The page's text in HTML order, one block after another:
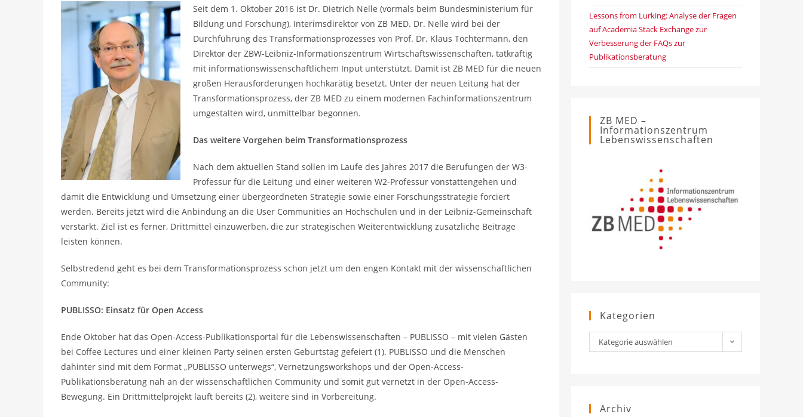
Seit dem 1. Oktober 2016 ist Dr. Dietrich Nelle (vormals beim Bundesministerium für
Bildung und Forschung), Interimsdirektor von ZB MED. Dr. Nelle wird bei der
Durchführung des Transformationsprozesses von Prof. Dr. Klaus Tochtermann, den
Direktor der ZBW-Leibniz-Informationszentrum Wirtschaftswissenschaften, tatkräftig
mit informationswissenschaftlichem Input unterstützt. Damit ist ZB MED für die neuen
großen Herausforderungen hochkarätig besetzt. Unter der neuen Leitung hat der
Transformationsprozess, der ZB MED zu einem modernen Fachinformationszentrum
umgestalten wird, unmittelbar begonnen.
Das weitere Vorgehen beim Transformationsprozess
Nach dem aktuellen Stand sollen im Laufe des Jahres 2017 die Berufungen der W3-
Professur für die Leitung und einer weiteren W2-Professur vonstattengehen und
damit die Entwicklung und Umsetzung einer übergeordneten Strategie sowie einer Forschungsstrategie forciert
werden. Bereits jetzt wird die Anbindung an die User Communities an Hochschulen und in der Leibniz-Gemeinschaft
verstärkt. Ziel ist es ferner, Drittmittel einzuwerben, die zur strategischen Weiterentwicklung zusätzliche Beiträge
leisten können.
Selbstredend geht es bei dem Transformationsprozess schon jetzt um den engen Kontakt mit der wissenschaftlichen
Community:
PUBLISSO: Einsatz für Open Access
Ende Oktober hat das Open-Access-Publikationsportal für die Lebenswissenschaften – PUBLISSO – mit vielen Gästen
bei Coffee Lectures und einer kleinen Party seinen ersten Geburtstag gefeiert (1). PUBLISSO und die Menschen
dahinter sind mit dem Format „PUBLISSO unterwegs“, Vernetzungsworkshops und der Open-Access-
Publikationsberatung nah an der wissenschaftlichen Community und somit gut vernetzt in der Open-Access-
Bewegung. Ein Drittmittelprojekt läuft bereits (2), weitere sind in Vorbereitung.
Lessons from Lurking: Analyse der Fragen
auf Academia Stack Exchange zur
Verbesserung der FAQs zur
Publikationsberatung
ZB MED –
Informationszentrum
Lebenswissenschaften
Kategorien
Kategorien
Kategorie auswählen
Archiv